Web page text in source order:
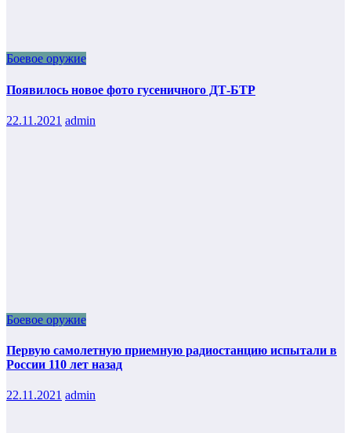
Боевое оружие
Появилось новое фото гусеничного ДТ-БТР
22.11.2021 admin
Боевое оружие
Первую самолетную приемную радиостанцию испытали в
России 110 лет назад
22.11.2021 admin